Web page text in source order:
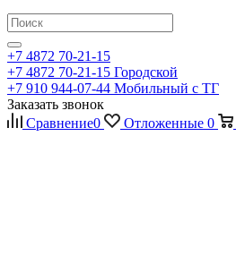
+7 4872 70-21-15
+7 4872 70-21-15 Городской
+7 910 944-07-44 Мобильный с ТГ
Заказать звонок
Сравнение0 Отложенные 0